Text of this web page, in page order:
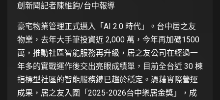
創新聞記者陳維鈞/台中報導
豪宅物業管理正式邁入「AI 2.0 時代」。台中居之友
物業，去年大手筆投資近 2,000 萬，今年再加碼1500
萬，推動社區智能服務再升級，居之友公司在經過一
年多的實戰運作後交出亮眼成績單，目前全台近 30 棟
指標型社區的智能服務鏈已趨於穩定。憑藉實際營運
成果，居之友入圍「2025-2026台中樂居金獎」，成